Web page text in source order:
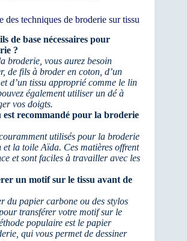
des techniques de broderie sur tissu
de base nécessaires pour
?
broderie, vous aurez besoin
de fils à broder en coton, d’un
d’un tissu approprié comme le lin
également utiliser un dé à
vos doigts.
est recommandé pour la broderie
utilisés pour la broderie
la toile Aïda. Ces matières offrent
et sont faciles à travailler avec les
un motif sur le tissu avant de
du papier carbone ou des stylos
transférer votre motif sur le
populaire est le papier
qui vous permet de dessiner